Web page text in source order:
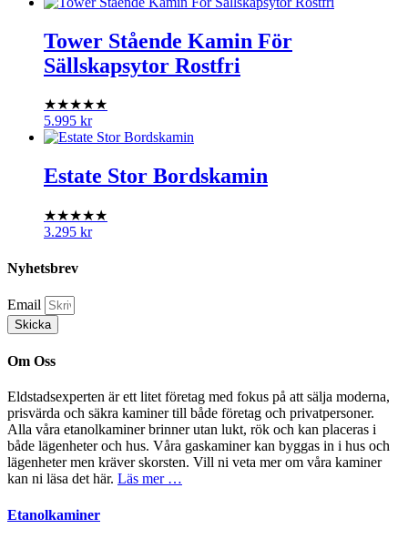
Tower Stående Kamin För
Sällskapsytor Rostfri
★★★★★
5.995 kr
Estate Stor Bordskamin
★★★★★
3.295 kr
Nyhetsbrev
Email
Skicka
Om Oss
Eldstadsexperten är ett litet företag med fokus på att sälja moderna,
prisvärda och säkra kaminer till både företag och privatpersoner.
Alla våra etanolkaminer brinner utan lukt, rök och kan placeras i
både lägenheter och hus. Våra gaskaminer kan byggas in i hus och
lägenheter men kräver skorsten. Vill ni veta mer om våra kaminer
kan ni läsa det här. Läs mer …
Etanolkaminer